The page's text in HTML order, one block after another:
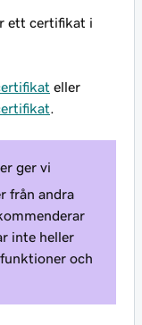
ett certifikat i
eller
ger vi
från andra
inte heller
och